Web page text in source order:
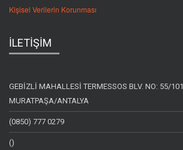
Kişisel Verilerin Korunması
İLETİŞİM
GEBİZLİ MAHALLESİ TERMESSOS BLV. NO: 55/101
MURATPAŞA/ANTALYA
(0850) 777 0279
()